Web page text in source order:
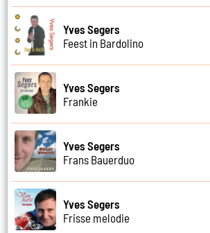
Yves Segers
Feest in Bardolino
Yves Segers
Frankie
Yves Segers
Frans Bauerduo
Yves Segers
Frisse melodie